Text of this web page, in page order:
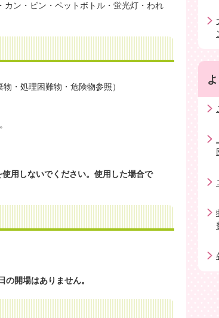
ン・ビン・ペットボトル・蛍光灯・われ
・処理困難物・危険物参照）
用しないでください。使用した場合で
開場はありません。